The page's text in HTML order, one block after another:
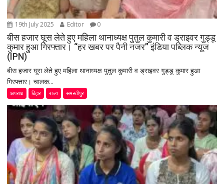
19th July 2025 Editor 0
बीस हजार घूस लेते हुए महिला थानाध्यक्ष पुतुल कुमारी व ड्राइवर गुड्डू
कुमार हुआ गिरफ्तार। “हर खबर पर पैनी नजर” इंडिया पब्लिक न्यूज
(IPN)
बीस हजार घूस लेते हुए महिला थानाध्यक्ष पुतुल कुमारी व ड्राइवर गुड्डू कुमार हुआ
गिरफ्तार। चालक...
अपराध बिहार राज्य समस्तीपुर